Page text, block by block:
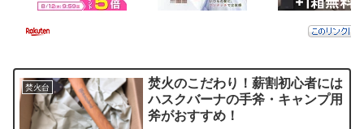
焚火台
焚火のこだわり！薪割初心者には
ハスクバーナの手斧・キャンプ用
斧がおすすめ！